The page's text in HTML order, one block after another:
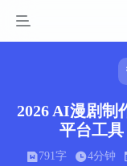
2026 AI漫剧制
平台工
791字 4分钟